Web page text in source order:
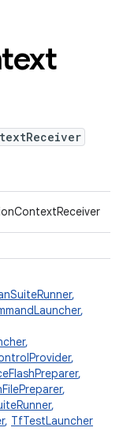
,
,
,
,
,
,
,
, TfTestLauncher